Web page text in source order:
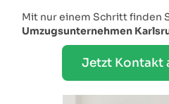
Mit nur einem Schritt finden
Umzugsunternehmen
Jetzt Kontakt